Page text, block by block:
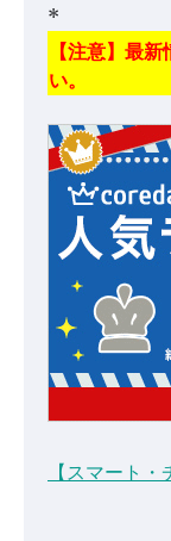
*
【注意】最
い。
【スマート